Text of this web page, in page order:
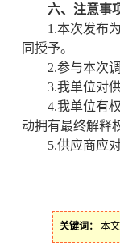
六、注意事
1.本次发布
同授予。
2.参与本次
3.我单位对
4.我单位有
动拥有最终解释
5.供应商应
关键词： 本